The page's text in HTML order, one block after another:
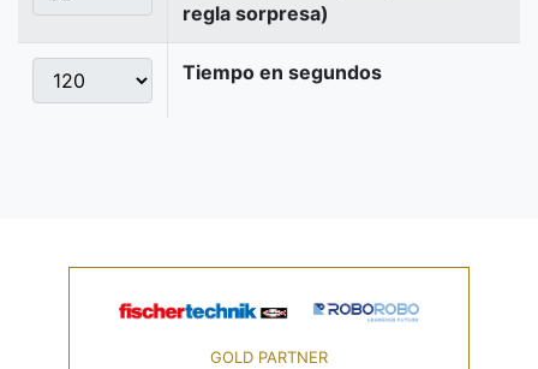
regla sorpresa)
Tiempo en segundos
GOLD PARTNER